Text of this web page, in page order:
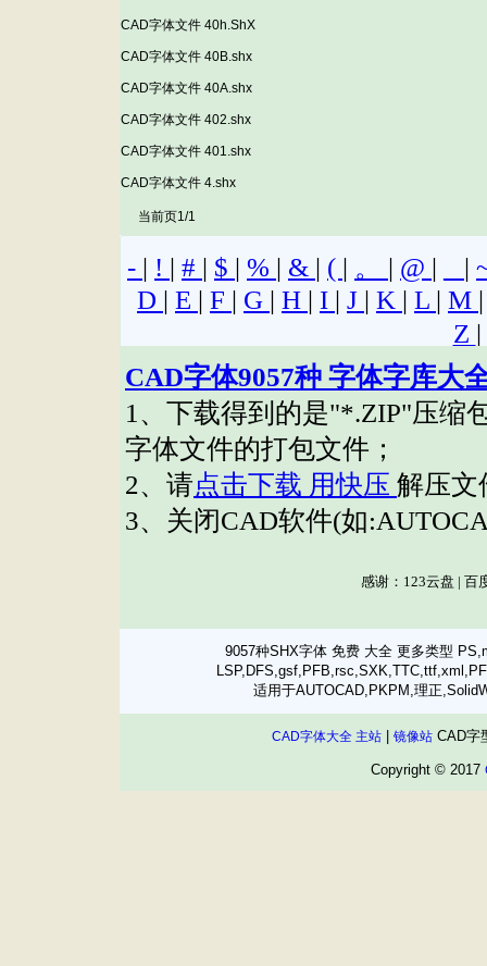
CAD字体文件 40h.ShX
CAD字体文件 40B.shx
CAD字体文件 40A.shx
CAD字体文件 402.shx
CAD字体文件 401.shx
CAD字体文件 4.shx
当前页1/1
9057种SHX字体 免费 大全 更多类型
适用于AUTOCAD,PKPM,理正
CAD字体大全 主站| 镜像站CAD字
Copyright © 2017